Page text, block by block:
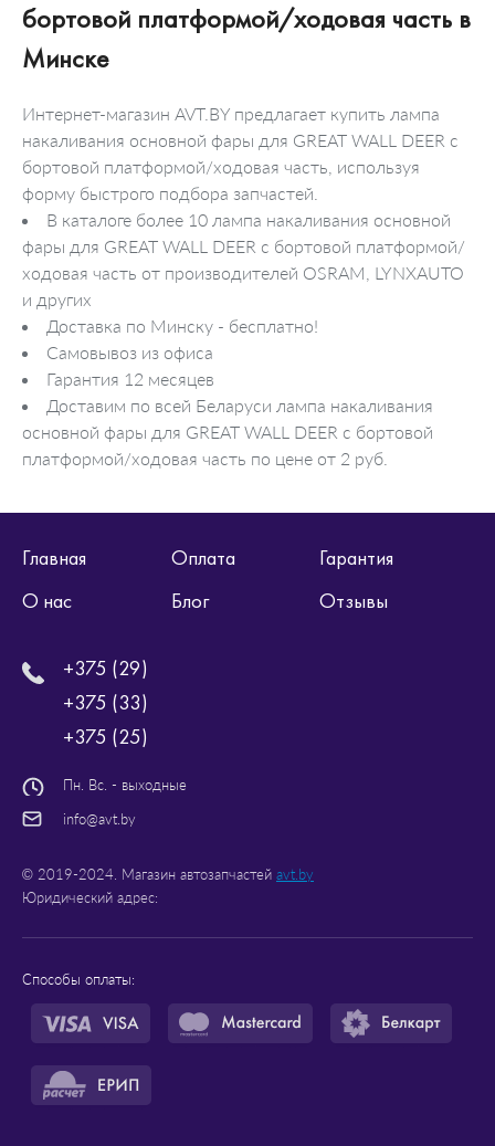
бортовой платформой/ходовая часть в
Минске
Интернет-магазин AVT.BY предлагает купить лампа
накаливания основной фары для GREAT WALL DEER c
бортовой платформой/ходовая часть, используя
форму быстрого подбора запчастей.
В каталоге более 10 лампа накаливания основной
фары для GREAT WALL DEER c бортовой платформой/
ходовая часть от производителей OSRAM, LYNXAUTO
и других
Доставка по Минску - бесплатно!
Самовывоз из офиса
Гарантия 12 месяцев
Доставим по всей Беларуси лампа накаливания
основной фары для GREAT WALL DEER c бортовой
платформой/ходовая часть по цене от 2 руб.
Главная Оплата
Гарантия
О нас
Блог Отзывы
+375 (29)
+375 (33)
+375 (25)
Пн. Вс. - выходные
info@avt.by
© 2019-2024. Магазин автозапчастей avt.by
Юридический адрес:
Способы оплаты: